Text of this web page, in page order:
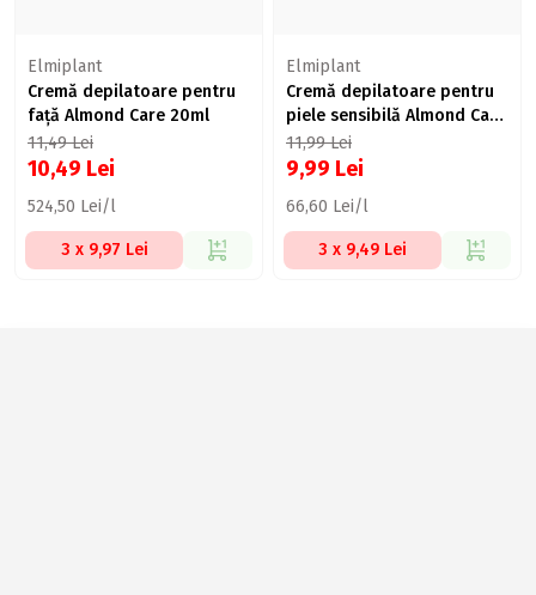
Elmiplant
Cremă depilatoare pentru
față Almond Care 20ml
11,49Lei
10,49 Lei
524,50 Lei/l
3 x 9,97 Lei
Elmiplant
Cremă depilatoare pentru
piele sensibilă Almond Care
150ml
11,99Lei
9,99 Lei
66,60 Lei/l
3 x 9,49 Lei